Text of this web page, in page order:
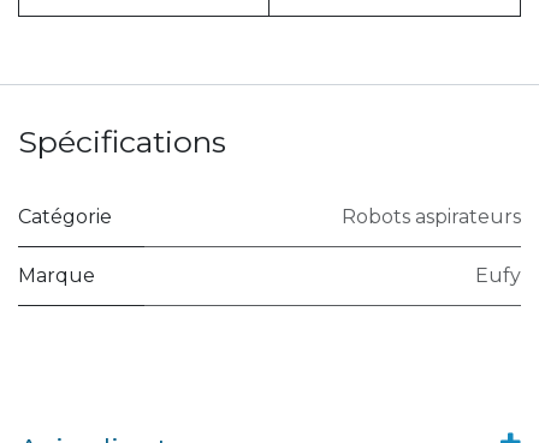
Spécifications
Catégorie Robots aspirateurs
Marque Eufy